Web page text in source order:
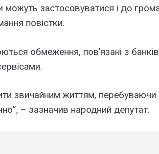
можуть застосовуватися і до
повістки.
обмеження, пов’язані з
звичайним життям, перебуваючи
– зазначив народний депутат.